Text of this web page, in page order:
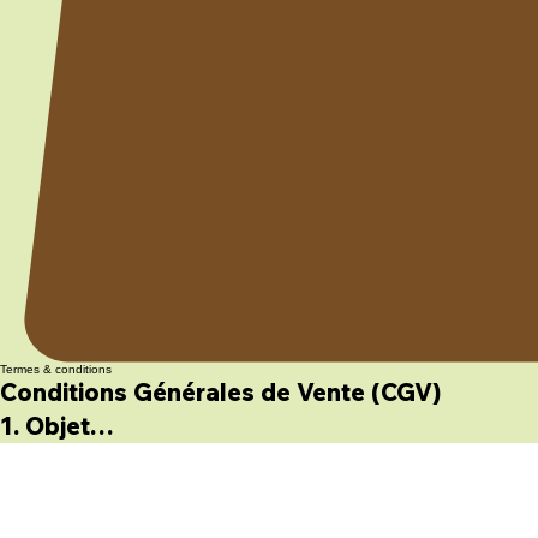
Termes & conditions
Conditions Générales de Vente (CGV)
1. Objet